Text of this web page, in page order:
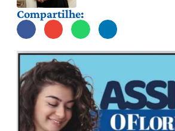
Compartilhe: